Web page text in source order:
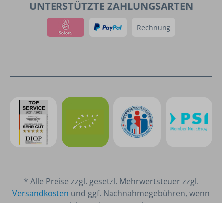
UNTERSTÜTZTE ZAHLUNGSARTEN
Rechnung
* Alle Preise zzgl. gesetzl. Mehrwertsteuer zzgl.
Versandkosten und ggf. Nachnahmegebühren, wenn